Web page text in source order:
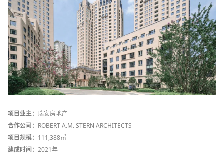
项目业主： 瑞安房地产
合作公司： ROBERT A.M. STERN ARCHITECTS
项目规模： 111,388㎡
建成时间： 2021年